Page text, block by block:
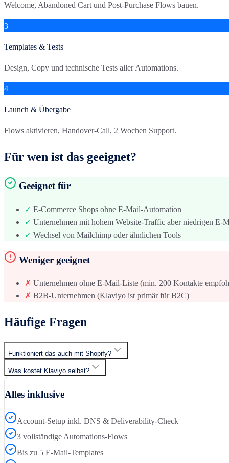
Welcome, Abandoned Cart und Post-Purchase Flows bauen.
3
Templates & Tests
Design, Copy und technische Tests aller Automations.
4
Launch & Übergabe
Flows aktivieren, Handover-Call, 2 Wochen Support.
Für wen ist das geeignet?
Geeignet für
✓ E-Commerce Shops ohne E-Mail-Automation
✓ Unternehmen mit hohem Website-Traffic aber niedrigen E-
✓ Wechsel von Mailchimp oder ähnlichen Tools
Weniger geeignet
✗ Unternehmen ohne E-Mail-Liste (min. 200 Kontakte
✗ B2B-Unternehmen (Klaviyo ist primär für B2C)
Häufige Fragen
Funktioniert das auch mit Shopify?
Was kostet Klaviyo selbst?
Alles inklusive
Account-Setup inkl. DNS & Deliverability-Check
3 vollständige Automations-Flows
Bis zu 5 E-Mail-Templates